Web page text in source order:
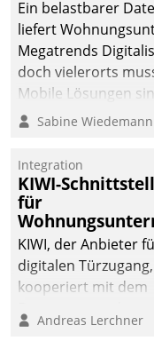
Ein belastbarer
liefert
Megatrends
doch vielerorts
Mobile Lösungen
Sabine Wiedemann
Integration
KIWI-
für
KIWI, der Anbieter
digitalen Türzugang,
kooperiert mit dem
Andreas Lerchner